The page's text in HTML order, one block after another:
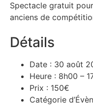
Spectacle gratuit
anciens de
Détails
Date : 30 août
Heure : 8h00 –
Prix : 150€
Catégorie